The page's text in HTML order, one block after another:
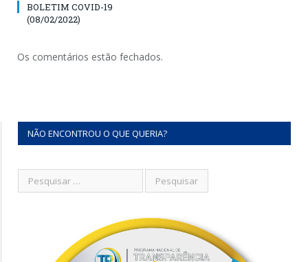
BOLETIM COVID-19
(08/02/2022)
Os comentários estão fechados.
NÃO ENCONTROU O QUE QUERIA?